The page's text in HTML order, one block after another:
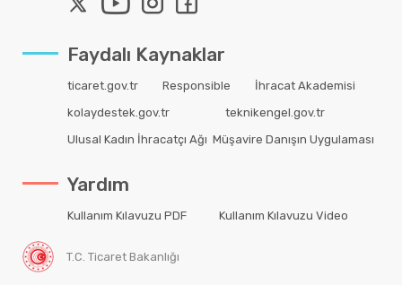
Faydalı Kaynaklar
ticaret.gov.tr Responsible
İhracat Akademisi
kolaydestek.gov.tr
teknikengel.gov.tr
Ulusal Kadın İhracatçı Ağı Müşavire Danışın Uygulaması
Yardım
Kullanım Kılavuzu PDF Kullanım Kılavuzu Video
T.C. Ticaret Bakanlığı